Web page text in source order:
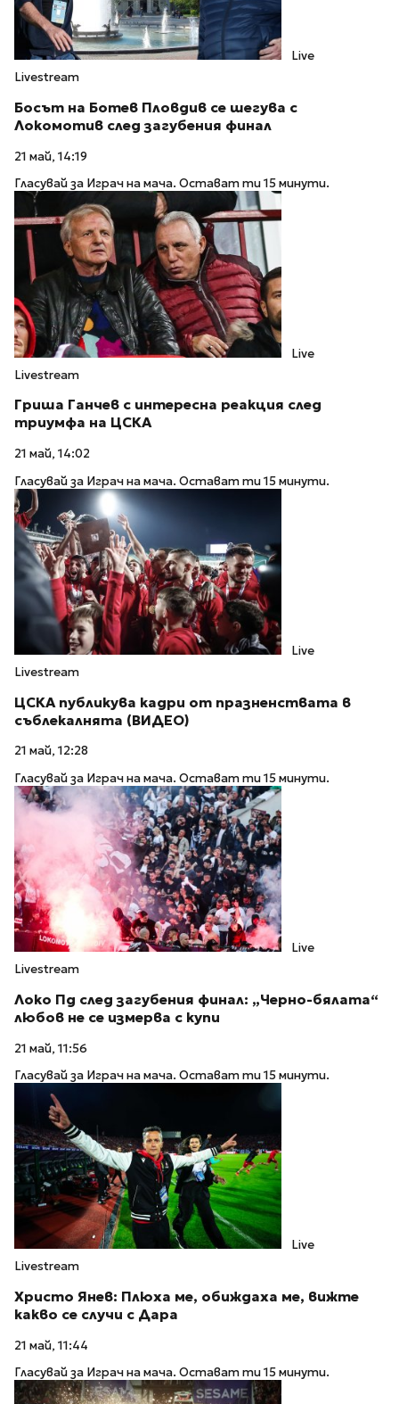
Live
Livestream
Босът на Ботев Пловдив се шегува с
Локомотив след загубения финал
21 май, 14:19
Гласувай за Играч на мача. Остават ти 15 минути.
Live
Livestream
Гриша Ганчев с интересна реакция след
триумфа на ЦСКА
21 май, 14:02
Гласувай за Играч на мача. Остават ти 15 минути.
Live
Livestream
ЦСКА публикува кадри от празненствата в
съблекалнята (ВИДЕО)
21 май, 12:28
Гласувай за Играч на мача. Остават ти 15 минути.
Live
Livestream
Локо Пд след загубения финал: „Черно-бялата“
любов не се измерва с купи
21 май, 11:56
Гласувай за Играч на мача. Остават ти 15 минути.
Live
Livestream
Христо Янев: Плюха ме, обиждаха ме, вижте
какво се случи с Дара
21 май, 11:44
Гласувай за Играч на мача. Остават ти 15 минути.